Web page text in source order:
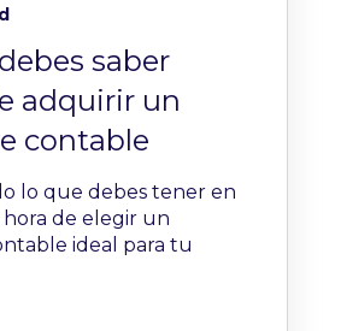
saber
adquirir un
contable
lo que debes tener en
de elegir un
ideal para tu